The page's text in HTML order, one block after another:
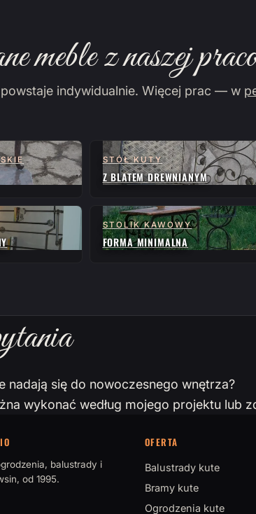
meble z naszej
indywidualnie. Więcej prac — w
STÓŁ KUTY
Z BLATEM DREWNIANYM
STOLIK KAWOWY
FORMA MINIMALNA
nadają się do nowoczesnego wnętrza?
wykonać według mojego projektu lub
balustrady i
od 1995.
OFERTA
Balustrady kute
Bramy kute
Ogrodzenia kute